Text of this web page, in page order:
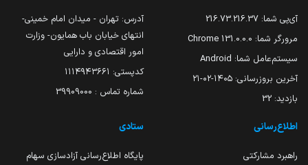
آی‌پی شما: 216.73.216.37
مرورگر شما: 131.0.0.0 Chrome
سیستم‌عامل شما: Android
آخرین بروزرسانی: ۱۴۰۵-۰۲-۲۱
بازدید: 32
آدرس: تهران - میدان امام خمینی-
انتهای خیابان باب همایون- وزارت
امور اقتصادی و دارایی
کدپستی: ۱۱۱۴۹۴۳۶۶۱
شماره تماس : 39909000
اطلاع‌رسانی
راهبرد مشارکتی
ستادی
پایگاه اطلاع‌رسانی آزادسازی سهام